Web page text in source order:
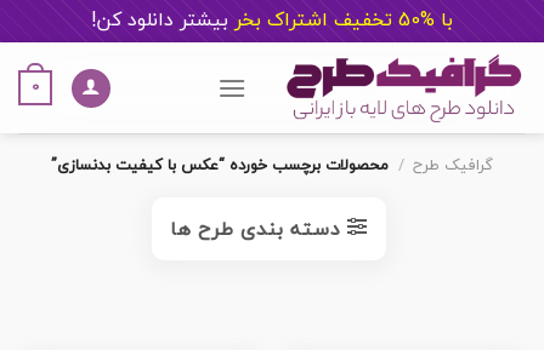
با %50 تخفیف اشتراک بخر بیشتر دانلود کن!
content
0
گرافیک طرح / محصولات برچسب خورده “عکس با کیفیت بدنسازی”
دسته بندی طرح ها